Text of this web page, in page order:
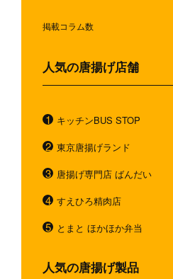
掲載コラム数
人気の唐揚げ店舗
キッチンBUS STOP
東京唐揚げランド
唐揚げ専門店 ばんだい
すえひろ精肉店
とまと ほかほか弁当
人気の唐揚げ製品